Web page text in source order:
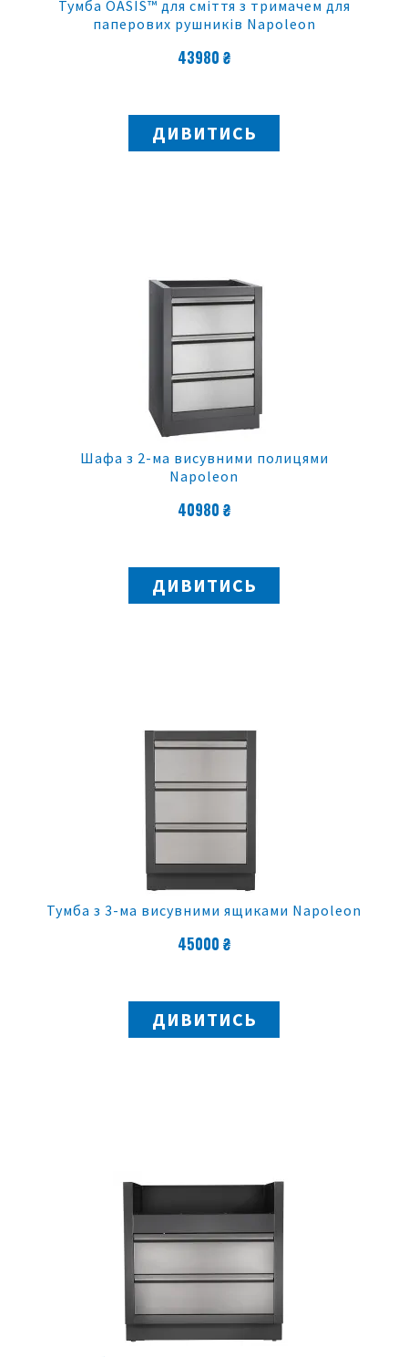
Тумба OASIS™ для сміття з тримачем для
паперових рушників Napoleon
43980 ₴
ДИВИТИСЬ
Шафа з 2-ма висувними полицями
Napoleon
40980 ₴
ДИВИТИСЬ
Тумба з 3-ма висувними ящиками Napoleon
45000 ₴
ДИВИТИСЬ